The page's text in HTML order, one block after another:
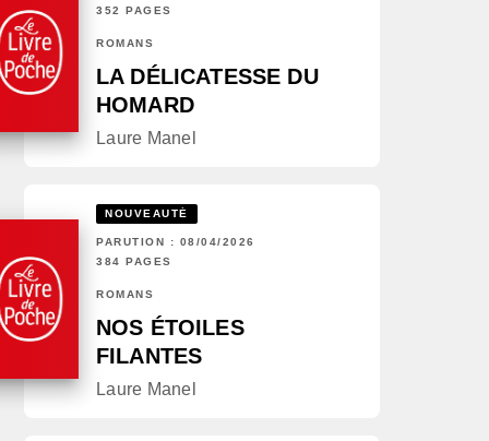
352 PAGES
ROMANS
LA DÉLICATESSE DU
HOMARD
Laure Manel
NOUVEAUTÉ
PARUTION : 08/04/2026
384 PAGES
ROMANS
NOS ÉTOILES
FILANTES
Laure Manel